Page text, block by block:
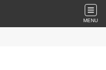
MENU